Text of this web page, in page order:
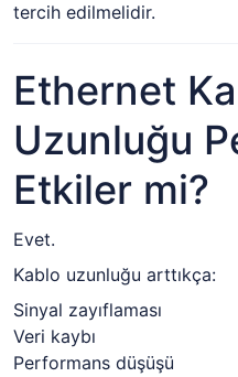
tercih edilmelidir.
Ethernet
Uzunluğu
Etkiler mi?
Evet.
Kablo uzunluğu arttıkça:
Sinyal zayıflaması
Veri kaybı
Performans düşüşü